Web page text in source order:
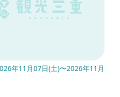
年11月07日(土)〜2026年11月